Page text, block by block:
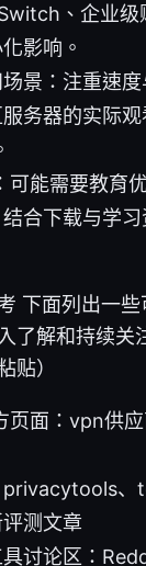
、企业级
影响。
景：注重速度
务器的实际
可能需要教育
合下载与学
下面列出一
了解和持续关
贴）
页面：vpn供
privacytools、
测文章
讨论区：